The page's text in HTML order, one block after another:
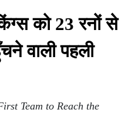
को 23 रनों से
वाली पहली
Team to Reach the